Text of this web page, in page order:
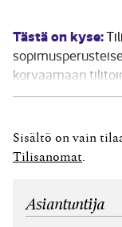
Tästä on kyse:
korvaamaan
tililtä
hoitanut
tilisiirtotoiminnolla.
Sisältö on vain
Tilisanomat
Asiantuntija